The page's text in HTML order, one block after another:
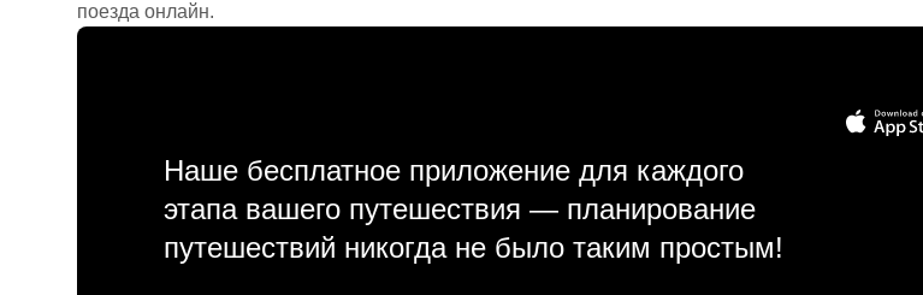
поезда онлайн.
Наше бесплатное приложение для каждого
этапа вашего путешествия — планирование
путешествий никогда не было таким простым!